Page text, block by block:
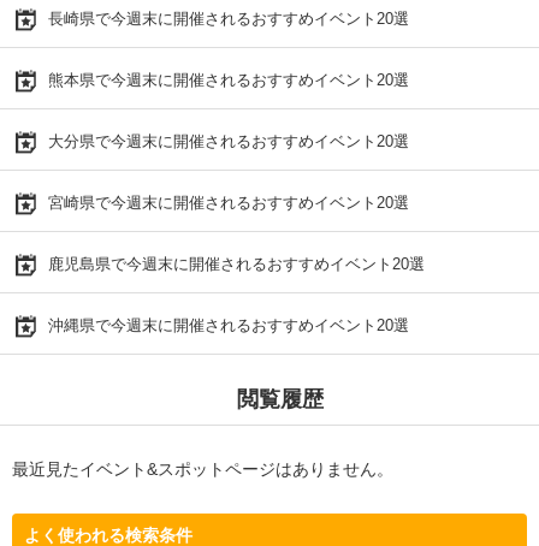
長崎県で今週末に開催されるおすすめイベント20選
熊本県で今週末に開催されるおすすめイベント20選
大分県で今週末に開催されるおすすめイベント20選
宮崎県で今週末に開催されるおすすめイベント20選
鹿児島県で今週末に開催されるおすすめイベント20選
沖縄県で今週末に開催されるおすすめイベント20選
閲覧履歴
最近見たイベント&スポットページはありません。
よく使われる検索条件